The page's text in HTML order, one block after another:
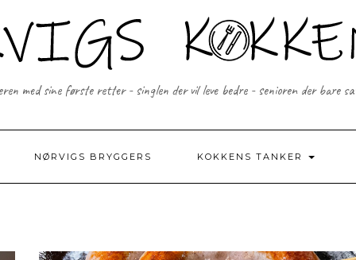
med sine første retter - singlen der vil leve bedre - senioren der bare
NØRVIGS BRYGGERS KOKKENS TANKER